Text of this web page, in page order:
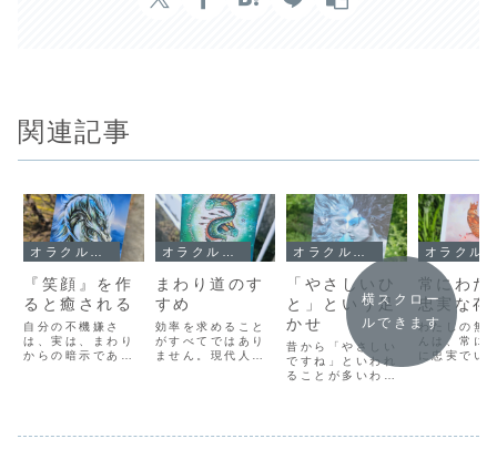
関連記事
オラクルメッセージ
『笑顔』を作
ると癒される
自分の不機嫌さ
は、実は、まわり
からの暗示である
オラクルメッセージ
まわり道のす
すめ
効率を求めること
がすべてではあり
ません。現代人は
オラクルメッセージ
「やさしいひ
と」という足
かせ
昔から「やさしい
ですね」といわれ
ることが多いわた
常にわた
忠実な存
わたしの無
んは、常に
に忠実でい
横スクロー
ルできます